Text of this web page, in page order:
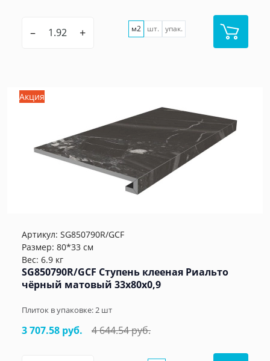
– + м2 шт. упак.
Акция
Артикул: SG850790R/GCF
Размер: 80*33 см
Вес: 6.9 кг
SG850790R/GCF Ступень клееная Риальто
чёрный матовый 33x80x0,9
Плиток в упаковке:2 шт
3 707.58 руб. 4 644.54 руб.